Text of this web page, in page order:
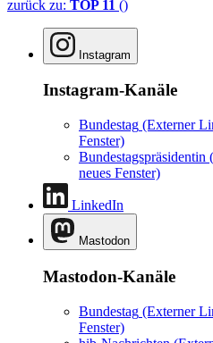
Bundestag
Fenster)
neues Fenster)
LinkedIn
Mastodon
Mastodon-Kanäle
Fenster)
Fenster)